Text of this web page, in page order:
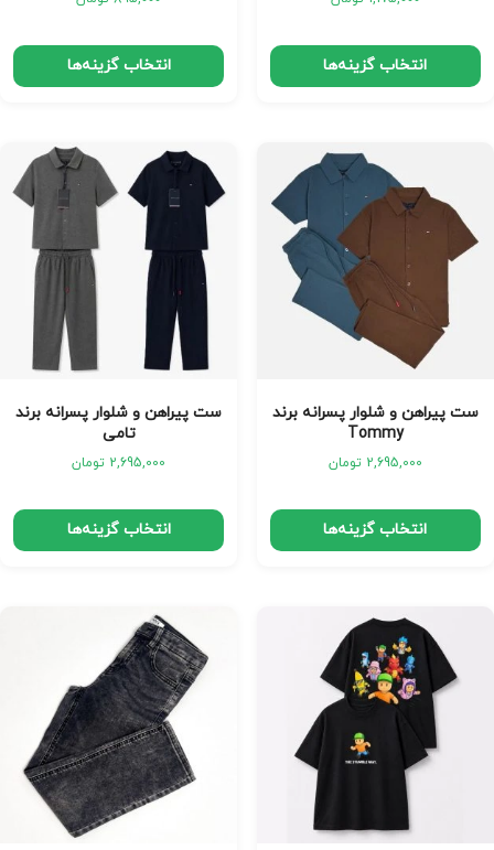
انتخاب گزینه‌ها انتخاب گزینه‌ها
ست پیراهن و شلوار پسرانه برند
Tommy
2,695,000 تومان
انتخاب گزینه‌ها
ست پیراهن و شلوار پسرانه برند
تامی
2,695,000 تومان
انتخاب گزینه‌ها